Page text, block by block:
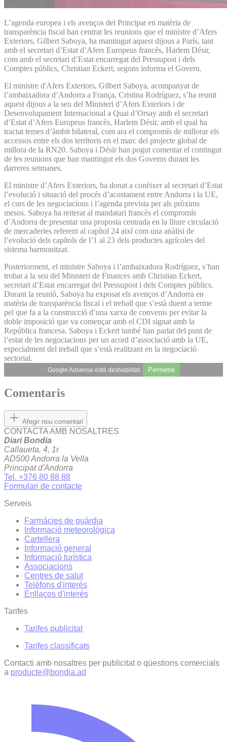
L’agenda europea i els avenços del Principat en matèria de
transparència fiscal han centrat les reunions que el ministre d’Afers
Exteriors, Gilbert Saboya, ha mantingut aquest dijous a París, tant
amb el secretari d’Estat d’Afers Europeus francès, Harlem Désir,
com amb el secretari d’Estat encarregat del Pressupost i dels
Comptes públics, Christian Eckert, segons informa el Govern.
El ministre d'Afers Exteriors, Gilbert Saboya, acompanyat de
l’ambaixadora d’Andorra a França, Cristina Rodríguez, s’ha reunit
aquest dijous a la seu del Ministeri d’Afers Exteriors i de
Desenvolupament Internacional a Quai d’Orsay amb el secretari
d’Estat d’Afers Europeus francès, Harlem Désir, amb el qual ha
tractat temes d’àmbit bilateral, com ara el compromís de millorar els
accessos entre els dos territoris en el marc del projecte global de
millora de la RN20. Saboya i Désir han pogut comentar el contingut
de les reunions que han mantingut els dos Governs durant les
darreres setmanes.
El ministre d’Afers Exteriors, ha donat a conèixer al secretari d’Estat
l’evolució i situació del procés d’acostament entre Andorra i la UE,
el curs de les negociacions i l’agenda prevista per als pròxims
mesos. Saboya ha reiterat al mandatari francès el compromís
d’Andorra de presentar una proposta centrada en la lliure circulació
de mercaderies referent al capítol 24 així com una anàlisi de
l’evolució dels capítols de l’1 al 23 dels productes agrícoles del
sistema harmonitzat.
Posteriorment, el ministre Saboya i l’ambaixadora Rodríguez, s’han
trobat a la seu del Ministeri de Finances amb Christian Eckert,
secretari d’Estat encarregat del Pressupost i dels Comptes públics.
Durant la reunió, Saboya ha exposat els avenços d’Andorra en
matèria de transparència fiscal i el treball que s’està duent a terme
pel que fa a la construcció d’una xarxa de convenis per evitar la
doble imposició que va començar amb el CDI signat amb la
República francesa. Saboya i Eckert també han parlat del punt de
l’estat de les negociacions per un acord d’associació amb la UE,
especialment del treball que s’està realitzant en la negociació
sectorial.
Google Adsense està deshabilitat. Permetre
Comentaris
Afegir nou comentari
CONTACTA AMB NOSALTRES
Diari Bondia
Callaueta, 4, 1r
AD500 Andorra la Vella
Principat d'Andorra
Tel. +376 80 88 88
Formulari de contacte
Serveis
Farmàcies de guàrdia
Informació meteorològica
Cartellera
Informació general
Informació turística
Associacions
Centres de salut
Telèfons d'interès
Enllaços d'interés
Tarifes
Tarifes publicitat
Tarifes classificats
Contacti amb nosaltres per publicitat o qüestions comercials
a producte@bondia.ad